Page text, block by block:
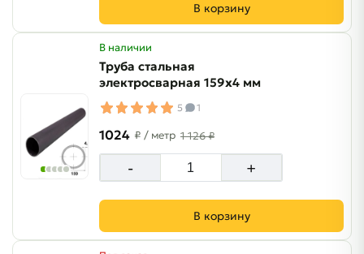
В корзину
В наличии
Труба стальная
электросварная 159х4 мм
5 1
1024 ₽ / метр 1 126 ₽
- +
В корзину